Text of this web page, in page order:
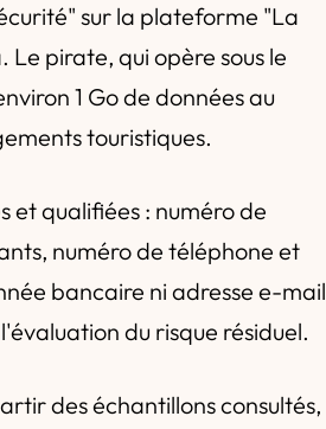
sur la plateforme "La
pirate, qui opère sous le
1 Go de données au
touristiques.
et qualifiées : numéro de
numéro de téléphone et
bancaire ni adresse e-mail
du risque résiduel.
des échantillons consultés,